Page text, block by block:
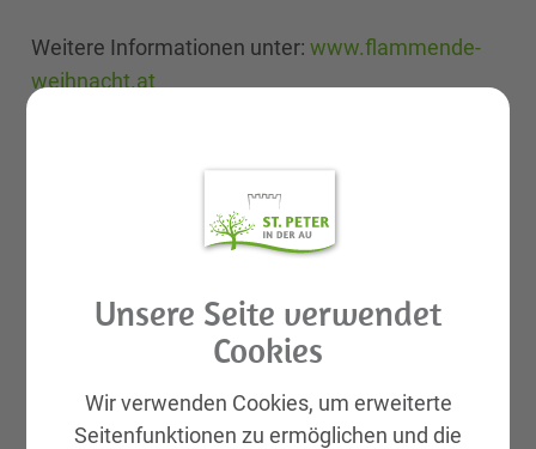
Weitere Informationen unter:www.flammende-
weihnacht.at
Schlossweihnacht können Sie gerne an
schlossweihnacht@stpeterau.at
Unsere Seite verwendet
Cookies
Wir verwenden Cookies, um erweiterte
Seitenfunktionen zu ermöglichen und die